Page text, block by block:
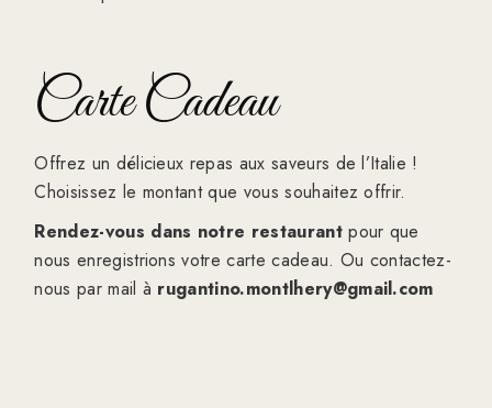
Carte Cadeau
Offrez un délicieux repas aux saveurs de l’Italie !
Choisissez le montant que vous souhaitez offrir.
Rendez-vous dans notre restaurantpour que
nous enregistrions votre carte cadeau. Ou contactez-
nous par mail à rugantino.montlhery@gmail.com